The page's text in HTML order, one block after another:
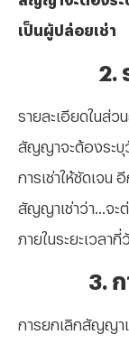
เป็นผู้ปล่อยเช่า
2.
รายละเอียดในส่วน
สัญญาจะต้องระบุวั
การเช่าให้ชัดเจน
สัญญาเช่าว่า...จะ
ภายในระยะเวลากี่
3.
การยกเลิกสัญญา